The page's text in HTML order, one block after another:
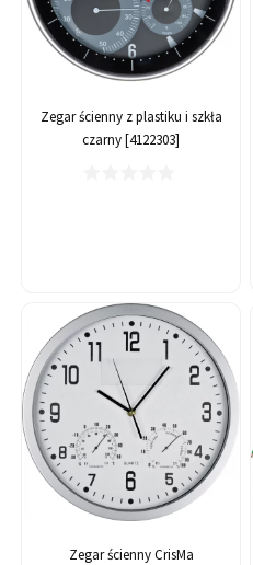
Zegar ścienny z plastiku i szkła
czarny [4122303]
Zegar ścienny CrisMa